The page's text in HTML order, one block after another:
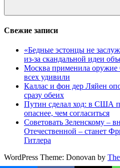
Поиск
Свежие записи
«Бедные эстонцы не
из-за скандальной идеи
Москва применила оружие
всех удивили
Каллас и фон дер Ляйен
сразу обеих
Путин сделал ход: в США
опаснее, чем согласиться
Советовать Зеленскому –
Отечественной – станет
Гитлера
WordPress Theme: Donovan by